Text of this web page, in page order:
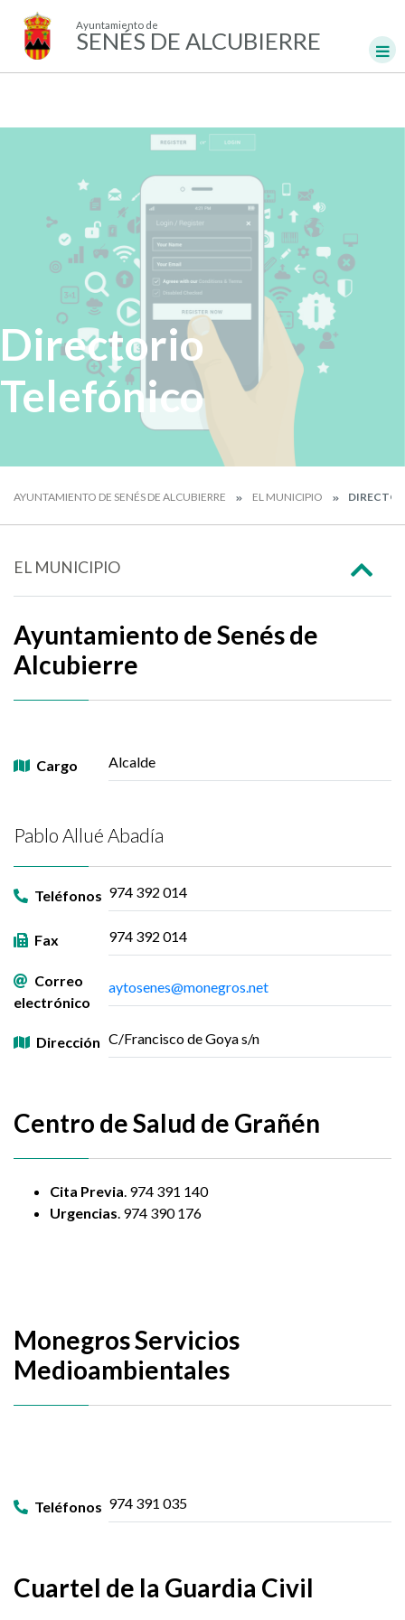
Ayuntamiento de
SENÉS DE ALCUBIERRE
Directorio
Telefónico
AYUNTAMIENTO DE SENÉS DE ALCUBIERRE EL MUNICIPIO
EL MUNICIPIO
Ayuntamiento de Senés de
Alcubierre
Cargo Alcalde
Pablo Allué Abadía
Teléfonos 974 392 014
Fax 974 392 014
Correo
electrónico
aytosenes@monegros.net
Dirección C/Francisco de Goya s/n
Centro de Salud de Grañén
Cita Previa . 974 391 140
Urgencias . 974 390 176
Monegros Servicios
Medioambientales
Teléfonos 974 391 035
Cuartel de la Guardia Civil